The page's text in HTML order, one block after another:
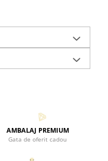
AMBALAJ PREMIUM
Gata de oferit cadou